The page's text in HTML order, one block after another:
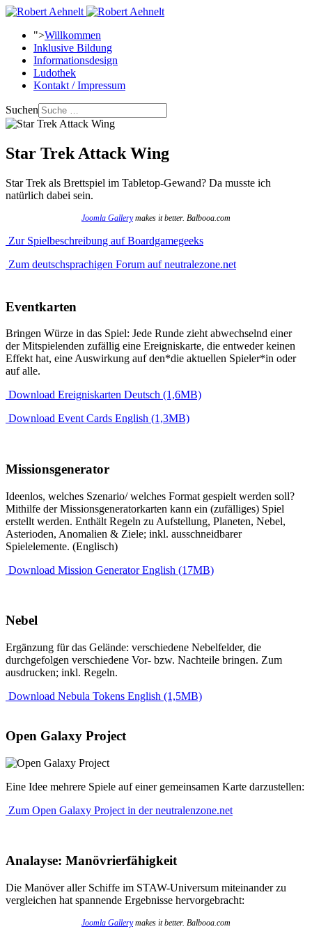
">Willkommen
Inklusive Bildung
Informationsdesign
Ludothek
Kontakt / Impressum
Suchen
Star Trek Attack Wing
Star Trek als Brettspiel im Tabletop-Gewand? Da musste ich
natürlich dabei sein.
Joomla Gallerymakes it better. Balbooa.com
Zur Spielbeschreibung auf Boardgamegeeks
Zum deutschsprachigen Forum auf neutralezone.net
Eventkarten
Bringen Würze in das Spiel: Jede Runde zieht abwechselnd einer
der Mitspielenden zufällig eine Ereigniskarte, die entweder keinen
Effekt hat, eine Auswirkung auf den*die aktuellen Spieler*in oder
auf alle.
Download Ereigniskarten Deutsch (1,6MB)
Download Event Cards English (1,3MB)
Missionsgenerator
Ideenlos, welches Szenario/ welches Format gespielt werden soll?
Mithilfe der Missionsgeneratorkarten kann ein (zufälliges) Spiel
erstellt werden. Enthält Regeln zu Aufstellung, Planeten, Nebel,
Asterioden, Anomalien & Ziele; inkl. ausschneidbarer
Spielelemente. (Englisch)
Download Mission Generator English (17MB)
Nebel
Ergänzung für das Gelände: verschiedene Nebelfelder, die
durchgefolgen verschiedene Vor- bzw. Nachteile bringen. Zum
ausdrucken; inkl. Regeln.
Download Nebula Tokens English (1,5MB)
Open Galaxy Project
Eine Idee mehrere Spiele auf einer gemeinsamen Karte darzustellen:
Zum Open Galaxy Project in der neutralenzone.net
Analayse: Manövrierfähigkeit
Die Manöver aller Schiffe im STAW-Universum miteinander zu
vergleichen hat spannende Ergebnisse hervorgebracht:
Joomla Gallerymakes it better. Balbooa.com